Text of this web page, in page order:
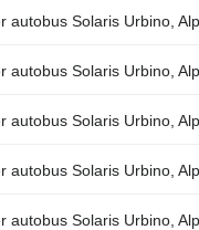
autobus Solaris Urbino,
autobus Solaris Urbino,
autobus Solaris Urbino,
autobus Solaris Urbino,
autobus Solaris Urbino,